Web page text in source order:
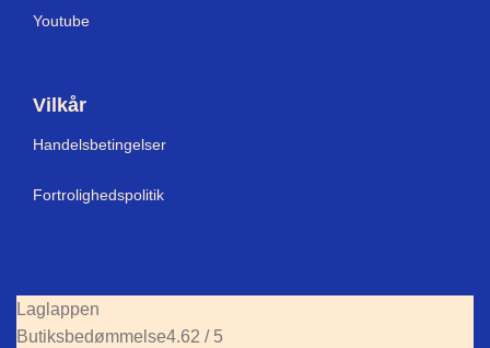
Youtube
Vilkår
Handelsbetingelser
Fortrolighedspolitik
Laglappen
Butiksbedømmelse4.62 / 5